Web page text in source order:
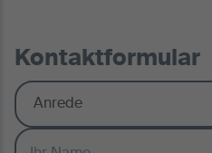
Kontaktformular